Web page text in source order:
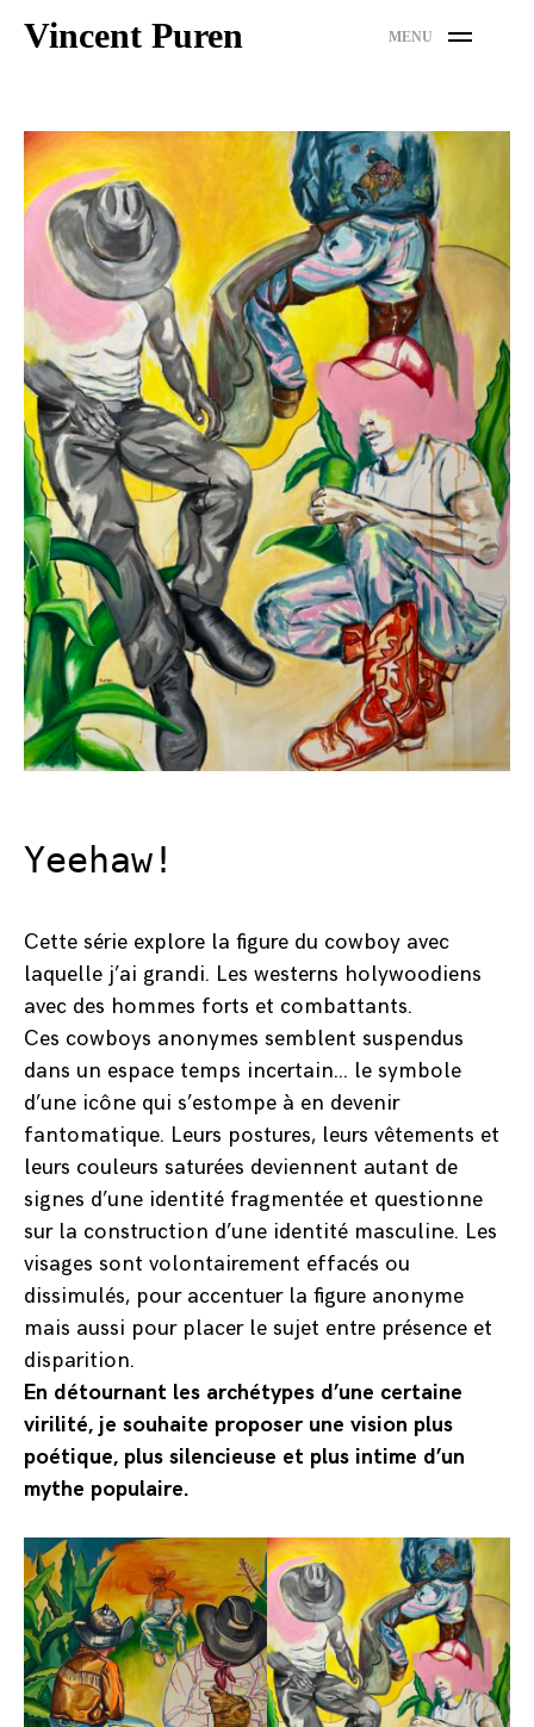
Skip
to
Vincent Puren MENU
Yeehaw!
Cette série explore la figure du cowboy avec
laquelle j’ai grandi. Les westerns holywoodiens
avec des hommes forts et combattants.
Ces cowboys anonymes semblent suspendus
dans un espace temps incertain… le symbole
d’une icône qui s’estompe à en devenir
fantomatique. Leurs postures, leurs vêtements et
leurs couleurs saturées deviennent autant de
signes d’une identité fragmentée et questionne
sur la construction d’une identité masculine. Les
visages sont volontairement effacés ou
dissimulés, pour accentuer la figure anonyme
mais aussi pour placer le sujet entre présence et
disparition.
En détournant les archétypes d’une certaine
virilité, je souhaite proposer une vision plus
poétique, plus silencieuse et plus intime d’un
mythe populaire.